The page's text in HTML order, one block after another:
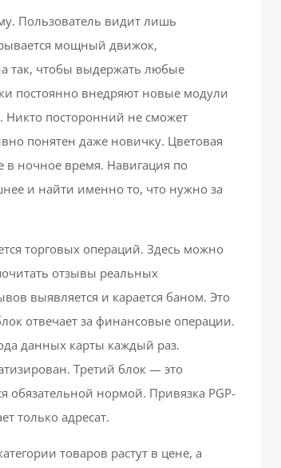
Пользователь видит лишь
мощный движок,
так, чтобы выдержать любые
постоянно внедряют новые модули
Никто посторонний не сможет
понятен даже новичку. Цветовая
в ночное время. Навигация по
и найти именно то, что нужно за
торговых операций. Здесь можно
отзывы реальных
выявляется и карается баном. Это
отвечает за финансовые операции.
данных карты каждый раз.
Третий блок — это
обязательной нормой. Привязка PGP-
только адресат.
товаров растут в цене, а